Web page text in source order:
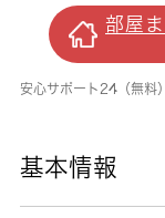
部屋
安心サポート24（無料
基本情報